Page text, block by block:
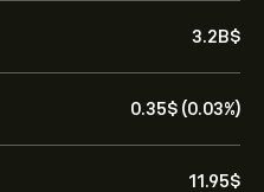
3.2B‎$‎
0.35‎$‎ (0.03%)
11.95‎$‎